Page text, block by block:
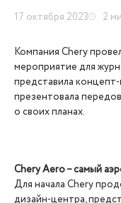
17 октября 2023 2
Компания Chery
мероприятие для
представила
презентовала
о своих планах.
Chery Aero – самый
Для начала Chery
дизайн-центра,